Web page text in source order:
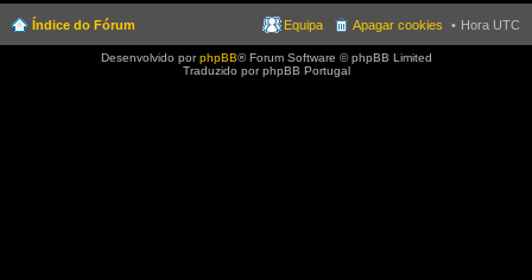
Índice do Fórum Hora UTC
Apagar cookies
Equipa
Desenvolvido porphpBB® Forum Software © phpBB Limited
Traduzido por phpBB Portugal